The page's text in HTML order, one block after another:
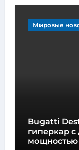
Мировые
Bugatti
гиперкар с
мощностью